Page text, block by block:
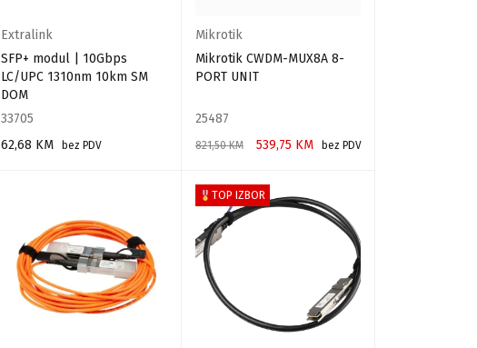
Extralink
SFP+ modul | 10Gbps
LC/UPC 1310nm 10km SM
DOM
33705
62,68 KM
bez PDV
Mikrotik
Mikrotik CWDM-MUX8A 8-
PORT UNIT
25487
821,50KM 539,75 KM
bez PDV
TOP IZBOR